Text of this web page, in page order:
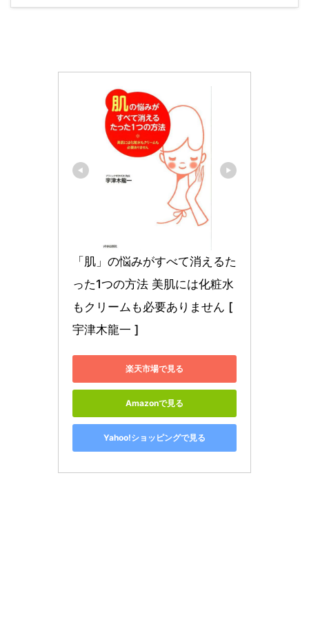
「肌」の悩みがすべて消えるた
った1つの方法 美肌には化粧水
もクリームも必要ありません [
宇津木龍一 ]
楽天市場で見る
Amazonで見る
Yahoo!ショッピングで見る